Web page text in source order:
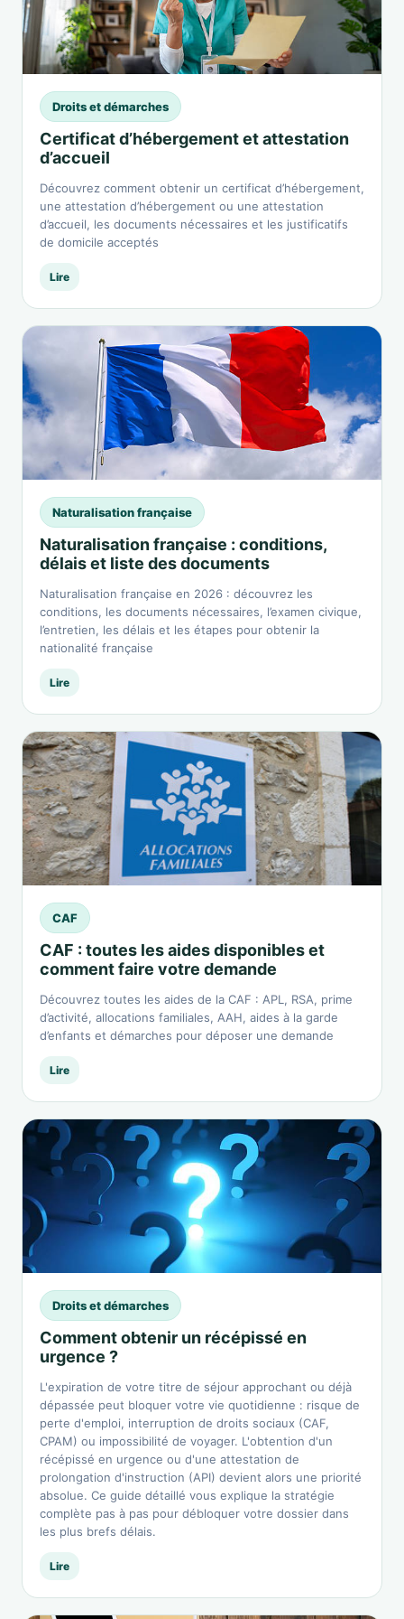
Droits et démarches
Certificat d’hébergement et attestation
d’accueil
Découvrez comment obtenir un certificat d’hébergement,
une attestation d’hébergement ou une attestation
d’accueil, les documents nécessaires et les justificatifs
de domicile acceptés
Lire
Naturalisation française
Naturalisation française : conditions,
délais et liste des documents
Naturalisation française en 2026 : découvrez les
conditions, les documents nécessaires, l’examen civique,
l’entretien, les délais et les étapes pour obtenir la
nationalité française
Lire
CAF
CAF : toutes les aides disponibles et
comment faire votre demande
Découvrez toutes les aides de la CAF : APL, RSA, prime
d’activité, allocations familiales, AAH, aides à la garde
d’enfants et démarches pour déposer une demande
Lire
Droits et démarches
Comment obtenir un récépissé en
urgence ?
L'expiration de votre titre de séjour approchant ou déjà
dépassée peut bloquer votre vie quotidienne : risque de
perte d'emploi, interruption de droits sociaux (CAF,
CPAM) ou impossibilité de voyager. L'obtention d'un
récépissé en urgence ou d'une attestation de
prolongation d'instruction (API) devient alors une priorité
absolue. Ce guide détaillé vous explique la stratégie
complète pas à pas pour débloquer votre dossier dans
les plus brefs délais.
Lire